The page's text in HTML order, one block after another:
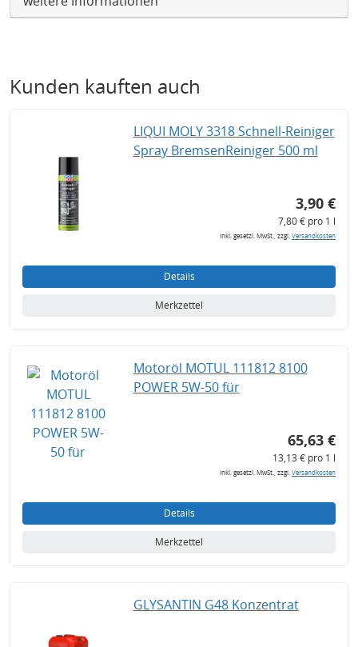
Kunden kauften auch
LIQUI MOLY 3318 Schnell-Reiniger
Spray BremsenReiniger 500 ml
3,90 €
7,80 € pro 1 l
inkl. gesetzl. MwSt., zzgl.Versandkosten
Details
Merkzettel
Motoröl MOTUL 111812 8100
POWER 5W-50 für
65,63 €
13,13 € pro 1 l
inkl. gesetzl. MwSt., zzgl.Versandkosten
Details
Merkzettel
GLYSANTIN G48 Konzentrat